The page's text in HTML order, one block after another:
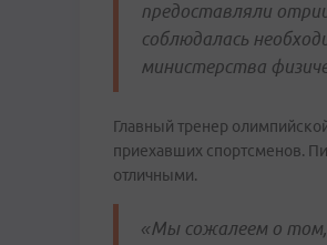
предоставляли
соблюдалась
министерства
Главный тренер
приехавших спортсменов.
отличными.
«Мы сожалеем о том,